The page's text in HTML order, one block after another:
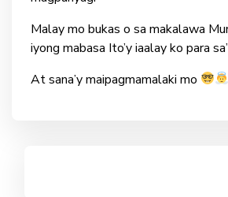
Malay mo bukas o sa makalawa
iyong mabasa Ito’y iaalay ko para
At sana’y maipagmamalaki mo